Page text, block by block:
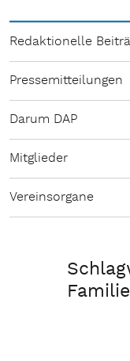
Redaktionelle
Pressemitteilungen
Darum DAP
Mitglieder
Vereinsorgane